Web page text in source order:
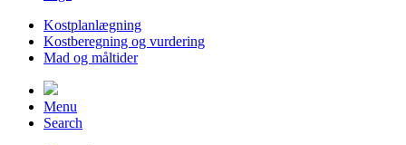
Kostplanlægning
Kostberegning og vurdering
Mad og måltider
Menu
Search